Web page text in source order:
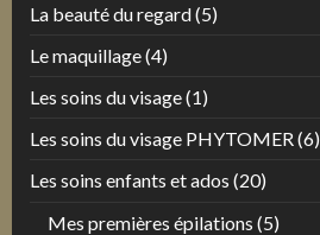
La beauté du regard(5)
Le maquillage(4)
Les soins du visage(1)
Les soins du visage PHYTOMER (6)
Les soins enfants et ados (20)
Mes premières épilations (5)